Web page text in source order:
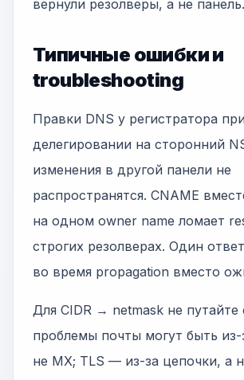
вернули резолверы, а не панель.
Типичные ошибки и
troubleshooting
Правки DNS у регистратора при
делегировании на сторонний
изменения в другой панели не
распространятся. CNAME
на одном owner name ломает
строгих резолверах. Один
во время propagation вместо
Для CIDR → netmask не
проблемы почты могут быть из-
не MX; TLS — из-за цепочки, а